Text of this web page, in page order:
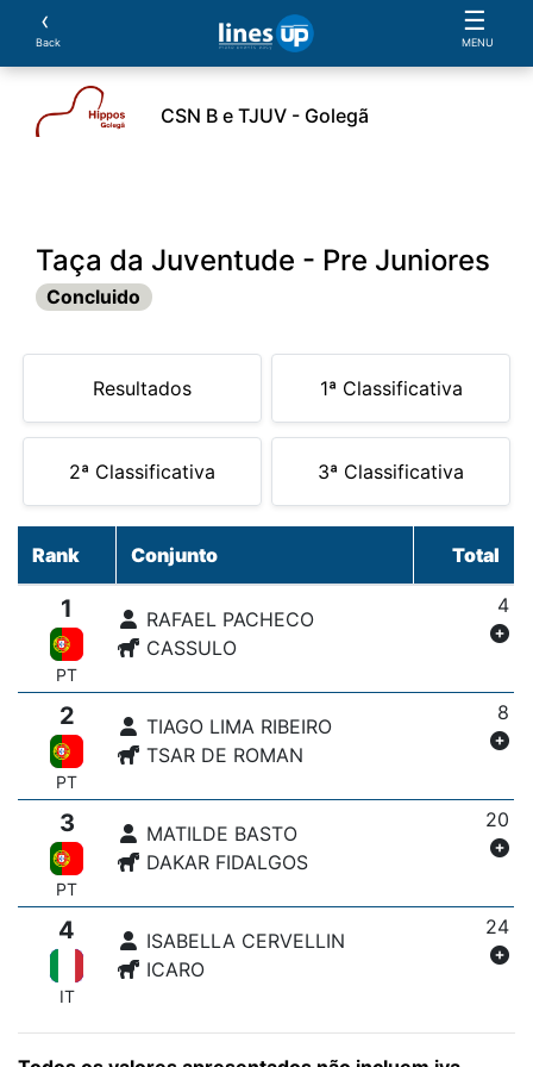
‹
Back
☰
MENU
CSN B e TJUV - Golegã
Taça da Juventude - Pre Juniores
Concluido
Resultados 1ª Classificativa
2ª Classificativa 3ª Classificativa
Rank Conjunto Total
1
PT
RAFAEL PACHECO
CASSULO
4
2
PT
TIAGO LIMA RIBEIRO
TSAR DE ROMAN
8
3
PT
MATILDE BASTO
DAKAR FIDALGOS
20
4
IT
ISABELLA CERVELLIN
ICARO
24